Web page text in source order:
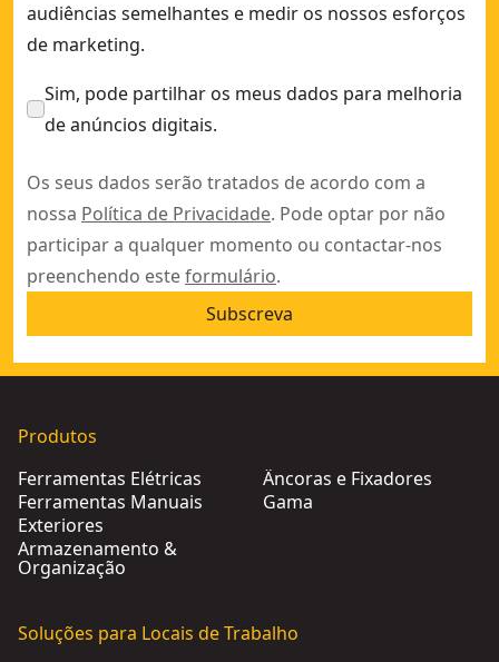
audiências semelhantes e medir os nossos esforços
de marketing.
Sim, pode partilhar os meus dados para melhoria
de anúncios digitais.
Os seus dados serão tratados de acordo com a
nossa Política de Privacidade. Pode optar por não
participar a qualquer momento ou contactar-nos
preenchendo esteformulário.
Subscreva
Produtos
Ferramentas Elétricas
Ferramentas Manuais
Exteriores
Armazenamento &
Organização
Âncoras e Fixadores
Gama
Soluções para Locais de Trabalho